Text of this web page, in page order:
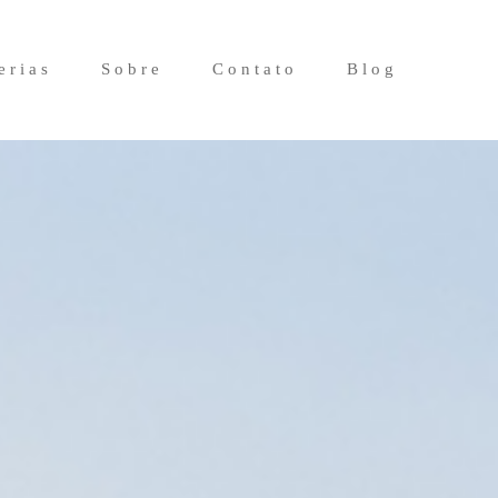
Sobre Contato Blog